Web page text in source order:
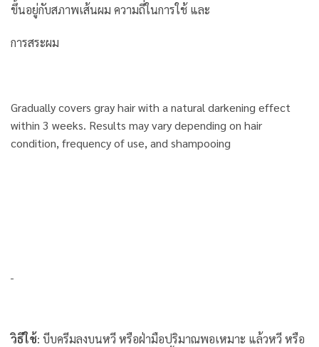
ขึ้นอยู่กับสภาพเส้นผม ความถี่ในการใช้ และ
การสระผม
Gradually covers gray hair with a natural darkening effect
within 3 weeks. Results may vary depending on hair
condition, frequency of use, and shampooing
วิธีใช้: บีบครีมลงบนหวี หรือฝ่ามือปริมาณพอเหมาะ แล้วหวี หรือ